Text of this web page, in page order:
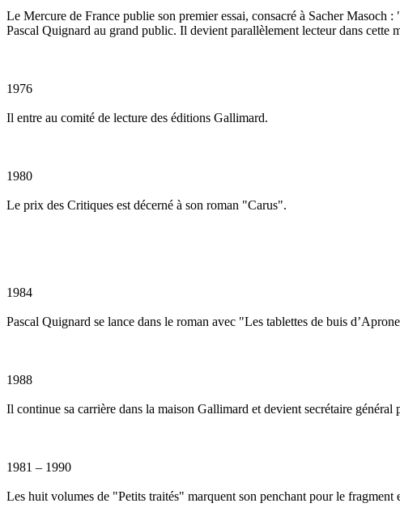
Le Mercure de France publie son premier essai, consacré à Sacher
Pascal Quignard au grand public. Il devient parallèlement lecteur dans cette
1976
Il entre au comité de lecture des éditions Gallimard.
1980
Le prix des Critiques est décerné à son roman "Carus".
1984
Pascal Quignard se lance dans le roman avec "Les tablettes de buis
1988
Il continue sa carrière dans la maison Gallimard et devient secrétaire
1981 – 1990
Les huit volumes de "Petits traités" marquent son penchant pour le fragment